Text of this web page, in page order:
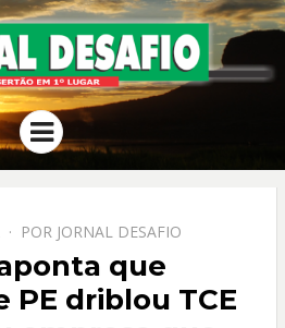
JORNAL
DESAFIO
O Sertão em 1º Lugar
Menu
POR JORNAL DESAFIO
que
PE driblou TCE